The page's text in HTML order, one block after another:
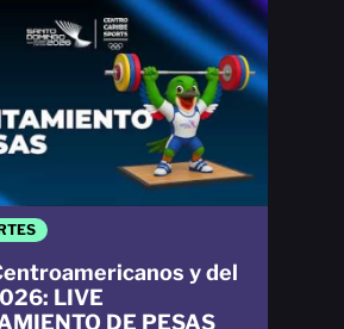
y del
LIVE
DE PESAS